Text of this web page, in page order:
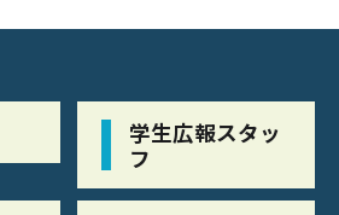
学生広報スタッ
フ